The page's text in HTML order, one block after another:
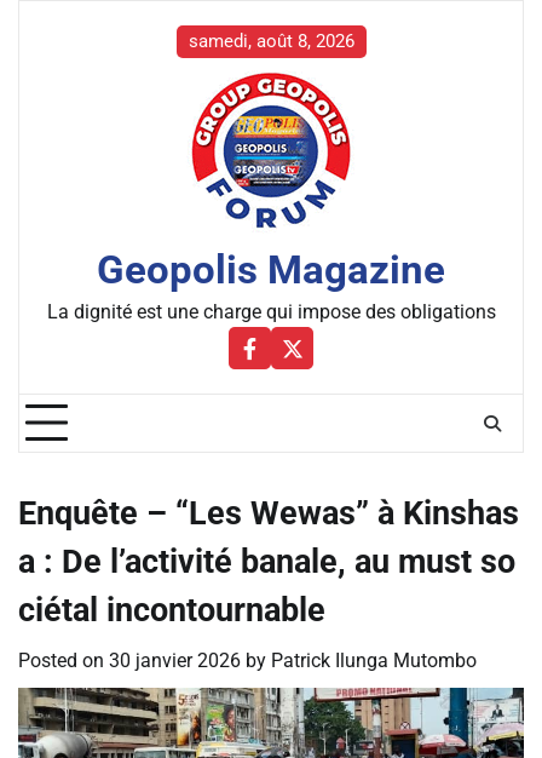
samedi, août 8, 2026
Geopolis Magazine
La dignité est une charge qui impose des obligations
Facebbok
X
Enquête – “Les Wewas” à Kinshas
a : De l’activité banale, au must so
ciétal incontournable
Posted on 30 janvier 2026 by Patrick Ilunga Mutombo